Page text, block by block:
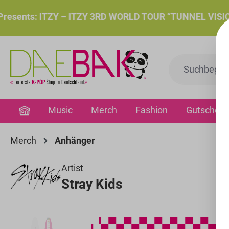
Zur Hauptnavigation springen
ITZY – ITZY 3RD WORLD TOUR “TUNNEL
Music Merch Fashion
Merch Anhänger
Artist
Stray Kids
Bildergalerie überspringen